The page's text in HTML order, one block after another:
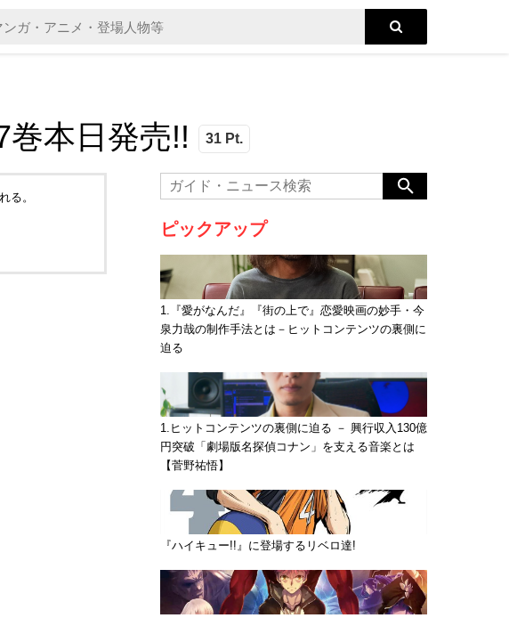
本日発売!! 31 Pt.
る。
ピックアップ
1.『愛がなんだ』『街の上で』恋愛映画の妙手・今
泉力哉の制作手法とは－ヒットコンテンツの裏側に
迫る
1.ヒットコンテンツの裏側に迫る － 興行収入130億
円突破「劇場版名探偵コナン」を支える音楽とは
【菅野祐悟】
『ハイキュー!!』に登場するリベロ達!